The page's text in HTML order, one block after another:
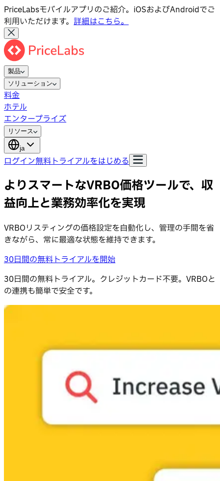
PriceLabsモバイルアプリのご紹介。iOSおよびAndroidでご
利用いただけます。 詳細はこちら。
製品
ソリューション
料金
ホテル
エンタープライズ
リソース
ja
ログイン無料トライアルをはじめる
よりスマートなVRBO価格ツールで、収
益向上と業務効率化を実現
VRBOリスティングの価格設定を自動化し、管理の手間を省
きながら、常に最適な状態を維持できます。
30日間の無料トライアルを開始
30日間の無料トライアル。クレジットカード不要。VRBOと
の連携も簡単で安全です。